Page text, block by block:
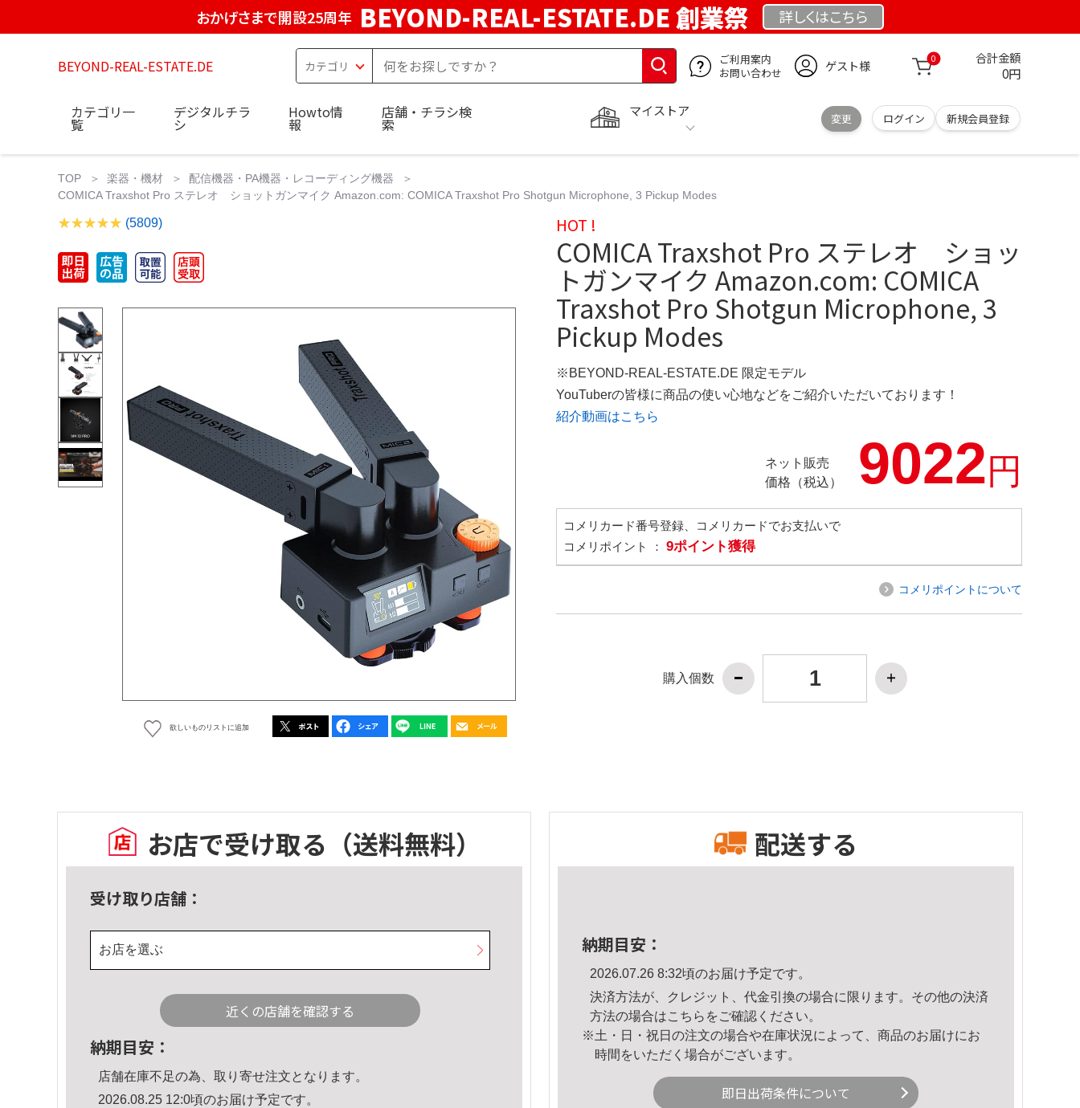
おかげさまで開設25周年 BEYOND-REAL-ESTATE.DE 創業祭 詳しくはこちら
BEYOND-REAL-ESTATE.DE
ご利用案内
お問い合わせ
ゲスト様 0 合計金額
0円
マイストア
変更 ログイン 新規会員登録
カテゴリ一
覧
デジタルチラ
シ
Howto情
報
店舗・チラシ検
索
TOP 楽器・機材
配信機器・PA機器・レコーディング機器
COMICA Traxshot Pro ステレオ ショットガンマイク Amazon.com: COMICA Traxshot Pro Shotgun Microphone, 3 Pickup Modes
(5809)
欲しいものリストに追加
HOT !
COMICA Traxshot Pro ステレオ ショッ
トガンマイク Amazon.com: COMICA
Traxshot Pro Shotgun Microphone, 3
Pickup Modes
※BEYOND-REAL-ESTATE.DE 限定モデル
YouTuberの皆様に商品の使い心地などをご紹介いただいております！
紹介動画はこちら
ネット販売
価格（税込）
9022円
コメリカード番号登録、コメリカードでお支払いで
コメリポイント ： 9ポイント獲得
コメリポイントについて
購入個数
お店で受け取る （送料無料）
受け取り店舗：
お店を選ぶ
近くの店舗を確認する
納期目安：
店舗在庫不足の為、取り寄せ注文となります。
2026.08.25 12:0頃のお届け予定です。
配送する
納期目安：
2026.07.26 8:32頃のお届け予定です。
決済方法が、クレジット、代金引換の場合に限ります。その他の決済
方法の場合はこちら をご確認ください。
※土・日・祝日の注文の場合や在庫状況によって、商品のお届けにお
時間をいただく場合がございます。
即日出荷条件について